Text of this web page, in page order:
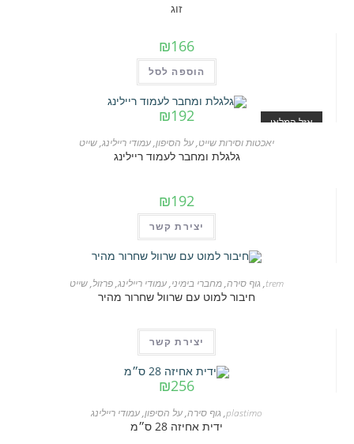
זוג
₪166
הוספה לסל
אזל המלאי ₪192
יאכטות וסירות שייט,על הסיפון,עמודי ריילינג,שייט
גלגלת ומחבר לעמוד ריילינג
₪192
יצירת קשר
trem
, גוף סירה,מחברי בימיני,עמודי ריילינג,פרזול,שייט
חיבור למוט עם שרוול שחרור מהיר
יצירת קשר
₪256
plastimo
, גוף סירה,על הסיפון,עמודי ריילינג
ידית אחיזה 28 ס״מ